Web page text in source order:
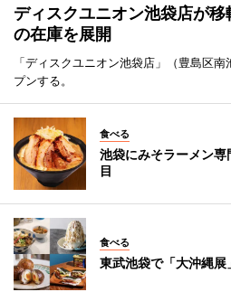
ディスクユニオン池袋店が
の在庫を展開
「ディスクユニオン池袋店」（豊島区
プンする。
食べる
池袋にみそラーメン
目
食べる
東武池袋で「大沖縄